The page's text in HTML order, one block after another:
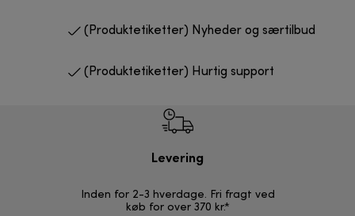
(Produktetiketter) Nyheder og særtilbud
(Produktetiketter) Hurtig support
Levering
Inden for 2-3 hverdage. Fri fragt ved
køb for over 370 kr.*